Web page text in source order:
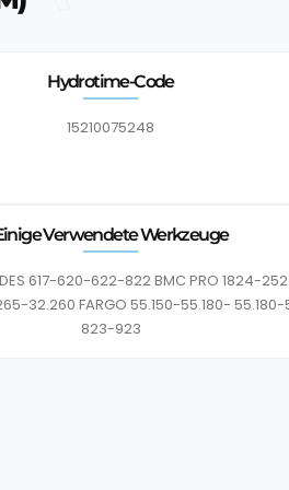
Hydrotime-Code
15210075248
Verwendete Werkzeuge
617-620-622-822 BMC PRO 1824-
32.260 FARGO 55.150-55.180-
823-923